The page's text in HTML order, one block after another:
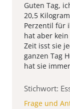
Guten Tag,
20,5
Perzentil für
hat aber
Zeit isst sie
ganzen Tag
hat sie
Stichwort:
Frage und